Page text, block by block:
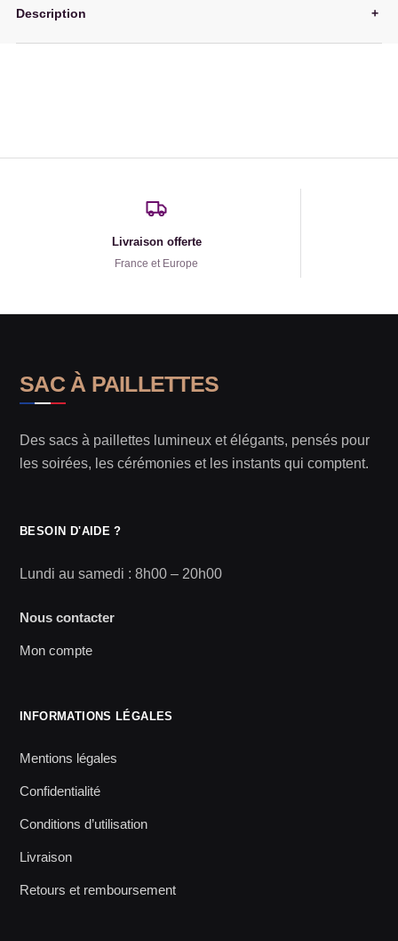
Description +
Livraison offerte
France et Europe
SAC À PAILLETTES
Des sacs à paillettes lumineux et élégants, pensés pour
les soirées, les cérémonies et les instants qui comptent.
BESOIN D'AIDE ?
Lundi au samedi : 8h00 – 20h00
Nous contacter
Mon compte
INFORMATIONS LÉGALES
Mentions légales
Confidentialité
Conditions d’utilisation
Livraison
Retours et remboursement